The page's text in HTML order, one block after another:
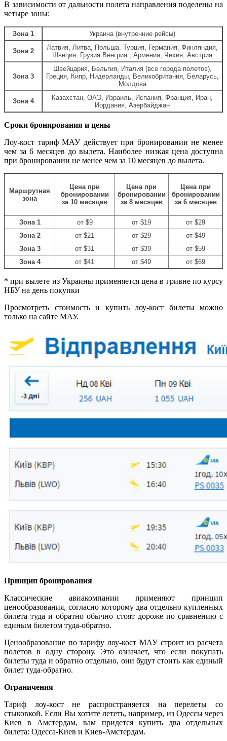
В зависимости от дальности полета направления поделены на
четыре зоны:
Зона 1 Украина (внутренние рейсы)
Зона 2
Латвия, Литва, Польша, Турция, Германия, Финляндия,
Швеция, Грузия Венгрия , Армения, Чехия, Австрия
Зона 3
Швейцария, Бельгия, Италия (все города полетов),
Греция, Кипр, Нидерланды, Великобритания, Беларусь,
Молдова
Зона 4
Казахстан, ОАЭ, Израиль, Испания, Франция, Иран,
Иордания, Азербайджан
Сроки бронирования и цены
Лоу-кост тариф МАУ действует при бронировании не менее
чем за 6 месяцев до вылета. Наиболее низкая цена доступна
при бронировании не менее чем за 10 месяцев до вылета.
Маршрутная
зона
Цена при
бронировании
за 10 месяцев
Цена при
бронировании
за 8 месяцев
Цена при
бронировании
за 6 месяцев
Зона 1 от $9 от $19 от $29
Зона 2
от $21 от $29 от $49
Зона 3
от $31 от $39 от $59
Зона 4
от $41 от $49 от $69
* при вылете из Украины применяется цена в гривне по курсу
НБУ на день покупки
Просмотреть стоимость и купить лоу-кост билеты можно
только на сайте МАУ.
Принцип бронирования
Классические авиакомпании применяют принцип
ценообразования, согласно которому два отдельно купленных
билета туда и обратно обычно стоят дороже по сравнению с
единым билетом туда-обратно.
Ценообразование по тарифу лоу-кост МАУ строит из расчета
полетов в одну сторону. Это означает, что если покупать
билеты туда и обратно отдельно, они будут стоить как единый
билет туда-обратно.
Ограничения
Тариф лоу-кост не распространяется на перелеты со
стыковкой. Если Вы хотите лететь, например, из Одессы через
Киев в Амстердам, вам придется купить два отдельных
билета: Одесса-Киев и Киев-Амстердам.